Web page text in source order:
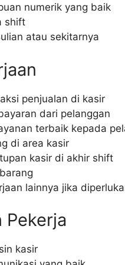
numerik yang baik
shift
atau sekitarnya
penjualan di kasir
dari pelanggan
terbaik kepada
di area kasir
kasir di akhir shift
lainnya jika
Pekerja
kasir